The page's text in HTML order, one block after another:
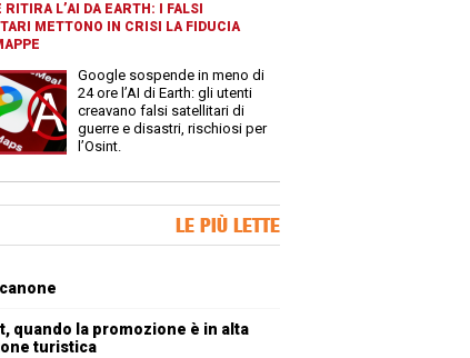
RITIRA L’AI DA EARTH: I FALSI
METTONO IN CRISI LA FIDUCIA
Google sospende in meno di
24 ore l’AI di Earth: gli utenti
creavano falsi satellitari di
guerre e disastri, rischiosi per
l’Osint.
LE PIÙ LETTE
quando la promozione è in alta
turistica